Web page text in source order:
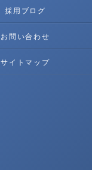
採用ブログ
お問い合わせ
サイトマップ